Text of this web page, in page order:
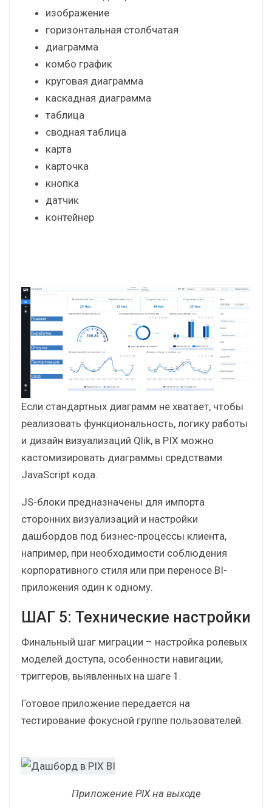
линейный график
пузырьковая диаграмма
диаграмма с областями
фильтр
столбчатая диаграмма
изображение
горизонтальная столбчатая
диаграмма
комбо график
круговая диаграмма
каскадная диаграмма
таблица
датчик
контейнер
Если стандартных диаграмм не хватает, чтобы
реализовать функциональность, логику работы
и дизайн визуализаций Qlik, в PIX можно
кастомизировать диаграммы средствами
JavaScript кода.
сторонних визуализаций и настройки
например, при необходимости соблюдения
корпоративного стиля или при переносе BI-
приложения один к одному.
ШАГ 5: Технические настройки
моделей доступа, особенности навигации,
триггеров, выявленных на шаге 1.
Готовое приложение передается на